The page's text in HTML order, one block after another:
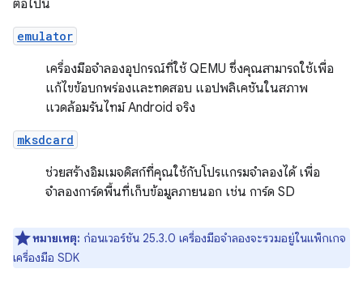
ต่อไปนี้
emulator
เครื่องมือจำลองอุปกรณ์ที่ใช้ QEMU ซึ่งคุณสามารถใช้เพื่อ
แก้ไขข้อบกพร่องและทดสอบ แอปพลิเคชันในสภาพ
แวดล้อมรันไทม์ Android จริง
mksdcard
ช่วยสร้างอิมเมจดิสก์ที่คุณใช้กับโปรแกรมจำลองได้ เพื่อ
จำลองการ์ดพื้นที่เก็บข้อมูลภายนอก เช่น การ์ด SD
หมายเหตุ: ก่อนเวอร์ชัน 25.3.0 เครื่องมือจำลองจะรวมอยู่ในแพ็กเกจ
เครื่องมือ SDK